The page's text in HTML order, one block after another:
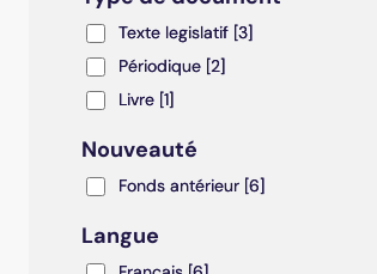
Texte legislatif
Texte legislatif [3]
Périodique
Périodique [2]
LivreLivre [1]
Nouveauté
Fonds antérieur
Fonds antérieur [6]
Langue